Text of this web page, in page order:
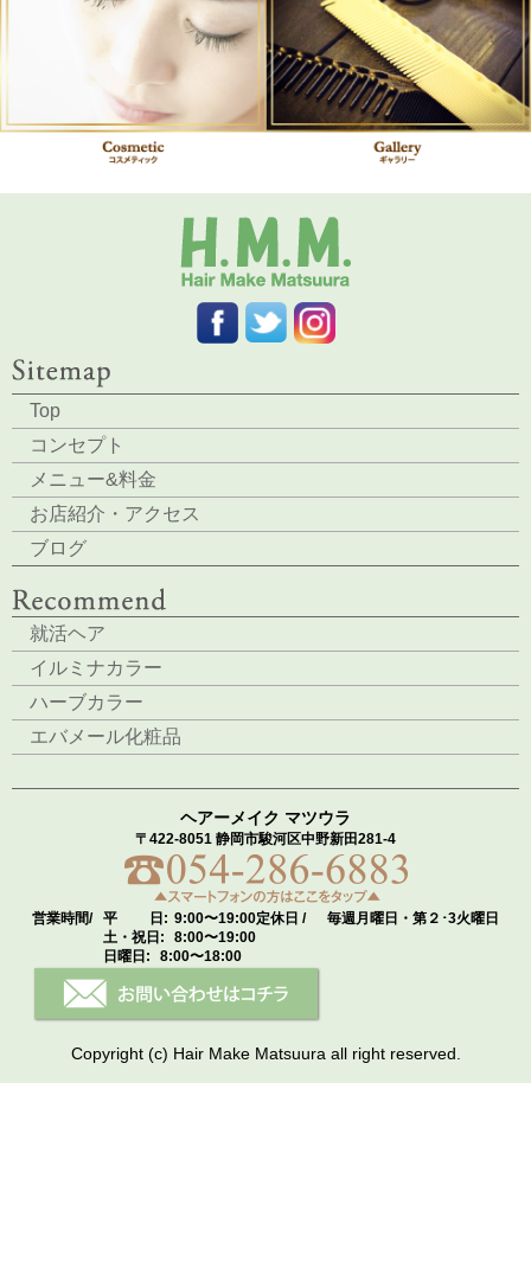
Top
コンセプト
メニュー&料金
お店紹介・アクセス
ブログ
就活ヘア
イルミナカラー
ハーブカラー
エバメール化粧品
ヘアーメイク マツウラ
〒422-8051 静岡市駿河区中野新田281-4
営業時間/ 平 日: 9:00〜19:00
土・祝日:
8:00〜19:00
日曜日:
8:00〜18:00
定休日 / 毎週月曜日・第２･3火曜日
Copyright (c) Hair Make Matsuura all right reserved.